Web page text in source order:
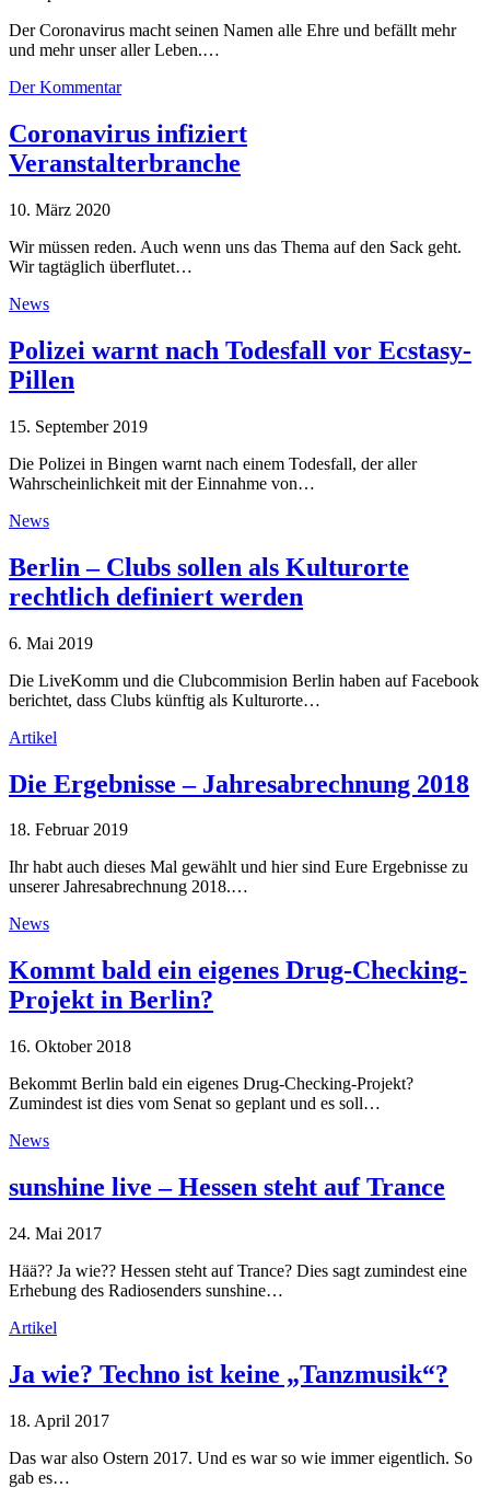
Der Coronavirus macht seinen Namen alle Ehre und befällt mehr
und mehr unser aller Leben.…
Der Kommentar
Coronavirus infiziert
Veranstalterbranche
10. März 2020
Wir müssen reden. Auch wenn uns das Thema auf den Sack geht.
Wir tagtäglich überflutet…
News
Polizei warnt nach Todesfall vor Ecstasy-
Pillen
15. September 2019
Die Polizei in Bingen warnt nach einem Todesfall, der aller
Wahrscheinlichkeit mit der Einnahme von…
News
Berlin – Clubs sollen als Kulturorte
rechtlich definiert werden
6. Mai 2019
Die LiveKomm und die Clubcommision Berlin haben auf Facebook
berichtet, dass Clubs künftig als Kulturorte…
Artikel
Die Ergebnisse – Jahresabrechnung 2018
18. Februar 2019
Ihr habt auch dieses Mal gewählt und hier sind Eure Ergebnisse zu
unserer Jahresabrechnung 2018.…
News
Kommt bald ein eigenes Drug-Checking-
Projekt in Berlin?
16. Oktober 2018
Bekommt Berlin bald ein eigenes Drug-Checking-Projekt?
Zumindest ist dies vom Senat so geplant und es soll…
News
sunshine live – Hessen steht auf Trance
24. Mai 2017
Hää?? Ja wie?? Hessen steht auf Trance? Dies sagt zumindest eine
Erhebung des Radiosenders sunshine…
Artikel
Ja wie? Techno ist keine „Tanzmusik“?
18. April 2017
Das war also Ostern 2017. Und es war so wie immer eigentlich. So
gab es…